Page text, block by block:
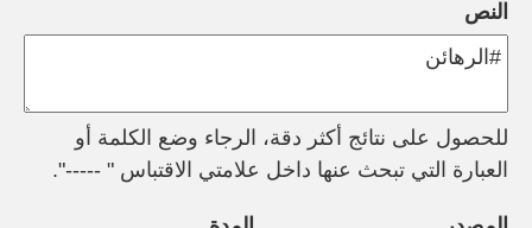
النص
للحصول على نتائج أكثر دقة، الرجاء وضع الكلمة أو
العبارة التي تبحث عنها داخل علامتي الاقتباس " -----".